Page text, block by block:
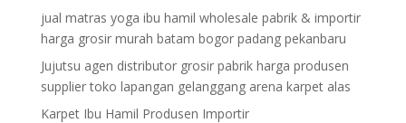
jual matras yoga ibu hamil wholesale pabrik & importir
harga grosir murah batam bogor padang pekanbaru
Jujutsu agen distributor grosir pabrik harga produsen
supplier toko lapangan gelanggang arena karpet alas
Karpet Ibu Hamil Produsen Importir